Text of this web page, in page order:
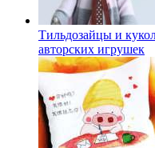
Тильдозайцы и
авторских игрушек